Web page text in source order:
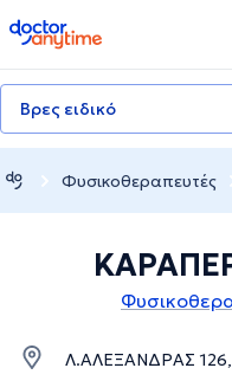
doctoranytime
Βρες ειδικό
Φυσικοθεραπευτές
Λ.ΑΛΕΞΑΝΔΡΑΣ 126,